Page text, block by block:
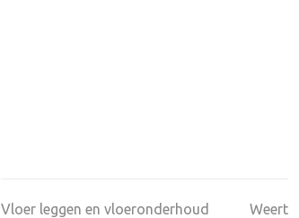
Vloer leggen en vloeronderhoud Weert